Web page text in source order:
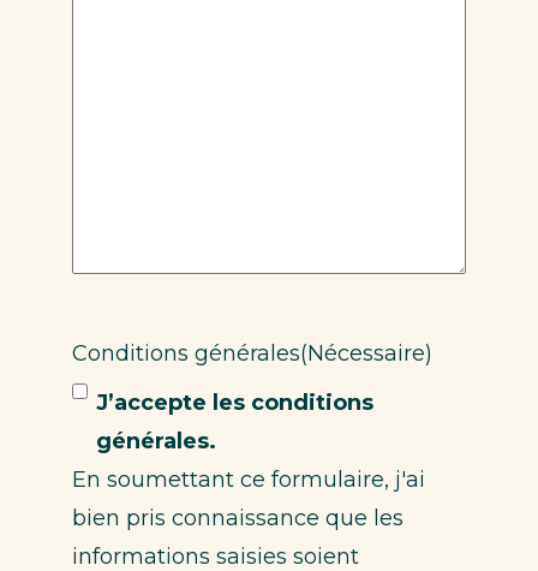
Conditions générales(Nécessaire)
J’accepte les conditions
générales.
En soumettant ce formulaire, j'ai
bien pris connaissance que les
informations saisies soient